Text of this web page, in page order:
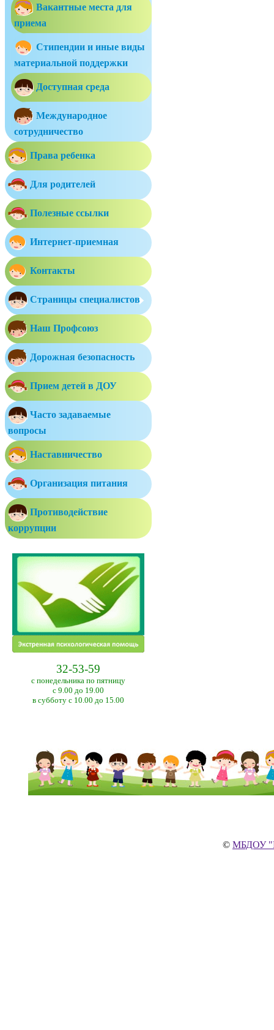
Вакантные места для
приема
Стипендии и иные виды
материальной поддержки
Доступная среда
Международное
сотрудничество
Права ребенка
Для родителей
Полезные ссылки
Интернет-приемная
Контакты
Страницы специалистов
Наш Профсоюз
Дорожная безопасность
Прием детей в ДОУ
Часто задаваемые
вопросы
Наставничество
Организация питания
Противодействие
коррупции
32-53-59
с понедельника по пятницу
с 9.00 до 19.00
в субботу с 10.00 до 15.00
© МБДОУ